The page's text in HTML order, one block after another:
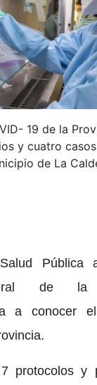
19 de la
y cuatro casos
de La
Pública
de la
a conocer
protocolos y